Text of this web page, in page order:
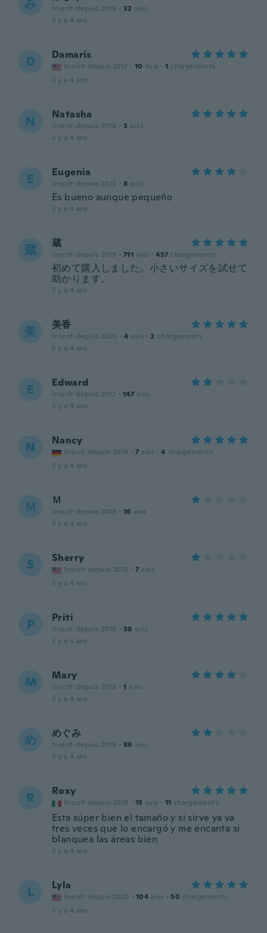
み Inscrit depuis 2019 · 32 avis
il y a 4 ans
D Damaris
Inscrit depuis 2017 · 10 avis · 1 chargements
il y a 4 ans
N Natasha
Inscrit depuis 2018 · 3 avis
il y a 4 ans
E Eugenia
Inscrit depuis 2022 · 8 avis
Es bueno aunque pequeño
il y a 4 ans
蔵 蔵
Inscrit depuis 2019 · 711 avis · 457 chargements
初めて購入しました。小さいサイズを試せて
助かります。
il y a 4 ans
美 美香
Inscrit depuis 2020 · 4 avis · 2 chargements
il y a 4 ans
E Edward
Inscrit depuis 2017 · 147 avis
il y a 4 ans
N Nancy
Inscrit depuis 2019 · 7 avis · 4 chargements
il y a 4 ans
Ｍ Ｍ
Inscrit depuis 2019 · 16 avis
il y a 4 ans
S Sherry
Inscrit depuis 2015 · 7 avis
il y a 4 ans
P Priti
Inscrit depuis 2019 · 38 avis
il y a 4 ans
M Mary
Inscrit depuis 2018 · 1 avis
il y a 4 ans
め めぐみ
Inscrit depuis 2019 · 89 avis
il y a 4 ans
R Roxy
Inscrit depuis 2018 · 15 avis · 11 chargements
Esta súper bien el tamaño y si sirve ya va
tres veces que lo encargó y me encanta si
blanquea las áreas bien
il y a 4 ans
L Lyla
Inscrit depuis 2020 · 104 avis · 50 chargements
il y a 4 ans